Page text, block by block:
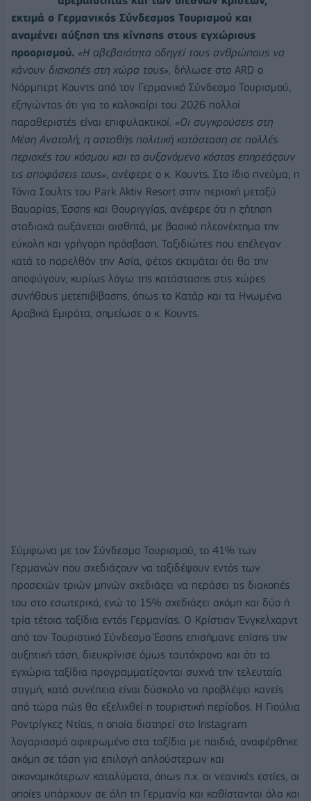
εκτιμά ο Γερμανικός Σύνδεσμος Τουρισμού και
αναμένει αύξηση της κίνησης στους εγχώριους
προορισμού. «Η αβεβαιότητα οδηγεί τους ανθρώπους να
κάνουν διακοπές στη χώρα τους», δήλωσε στο ARD ο
Νόρμπερτ Κουντς από τον Γερμανικό Σύνδεσμο Τουρισμού,
εξηγώντας ότι για το καλοκαίρι του 2026 πολλοί
παραθεριστές είναι επιφυλακτικοί. «Οι συγκρούσεις στη
Μέση Ανατολή, η ασταθής πολιτική κατάσταση σε πολλές
περιοχές του κόσμου και το αυξανόμενο κόστος επηρεάζουν
τις αποφάσεις τους», ανέφερε ο κ. Κουντς. Στο ίδιο πνεύμα, η
Τόνια Σουλτς του Park Aktiv Resort στην περιοχή μεταξύ
Βαυαρίας, Έσσης και Θουριγγίας, ανέφερε ότι η ζήτηση
σταδιακά αυξάνεται αισθητά, με βασικό πλεονέκτημα την
εύκολη και γρήγορη πρόσβαση. Ταξιδιώτες που επέλεγαν
κατά το παρελθόν την Ασία, φέτος εκτιμάται ότι θα την
αποφύγουν, κυρίως λόγω της κατάστασης στις χώρες
συνήθους μετεπιβίβασης, όπως το Κατάρ και τα Ηνωμένα
Αραβικά Εμιράτα, σημείωσε ο κ. Κουντς.
Σύμφωνα με τον Σύνδεσμο Τουρισμού, το 41% των
Γερμανών που σχεδιάζουν να ταξιδέψουν εντός των
προσεχών τριών μηνών σχεδιάζει να περάσει τις διακοπές
του στο εσωτερικό, ενώ το 15% σχεδιάζει ακόμη και δύο ή
τρία τέτοια ταξίδια εντός Γερμανίας. Ο Κρίστιαν Ένγκελχαρντ
από τον Τουριστικό Σύνδεσμο Έσσης επισήμανε επίσης την
αυξητική τάση, διευκρίνισε όμως ταυτόχρονα και ότι τα
εγχώρια ταξίδια προγραμματίζονται συχνά την τελευταία
στιγμή, κατά συνέπεια είναι δύσκολο να προβλέψει κανείς
από τώρα πώς θα εξελιχθεί η τουριστική περίοδος. Η Γιούλια
Ροντρίγκεζ Ντίας, η οποία διατηρεί στο Instagram
λογαριασμό αφιερωμένο στα ταξίδια με παιδιά, αναφέρθηκε
ακόμη σε τάση για επιλογή απλούστερων και
οικονομικότερων καταλύματα, όπως π.χ. οι νεανικές εστίες, οι
οποίες υπάρχουν σε όλη τη Γερμανία και καθίστανται όλο και